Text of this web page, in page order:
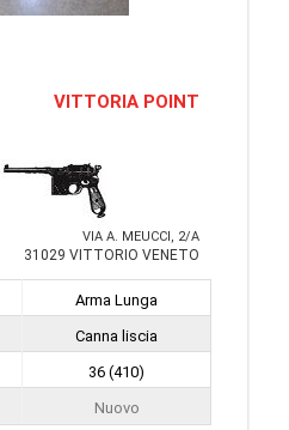
VITTORIA POINT
VIA A. MEUCCI, 2/A
31029 VITTORIO VENETO
Arma Lunga
Canna liscia
36 (410)
Nuovo